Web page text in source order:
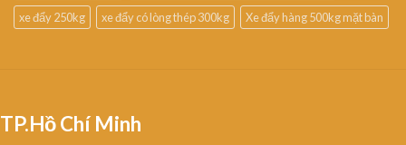
xe đẩy 250kg
xe đẩy có lòng thép 300kg Xe đẩy hàng 500kg mặt bàn
TP.Hồ Chí Minh